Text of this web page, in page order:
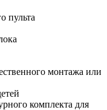
пульта
монтажа или
комплекта для